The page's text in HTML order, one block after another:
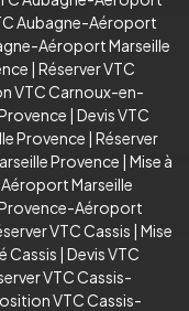
Aubagne-Aéroport
Aéroport Marseille
| Réserver VTC
VTC Carnoux-en-
| Devis VTC
Provence | Réserver
Provence | Mise à
Marseille
Aéroport
VTC Cassis | Mise
Cassis | Devis VTC
VTC Cassis-
VTC Cassis-